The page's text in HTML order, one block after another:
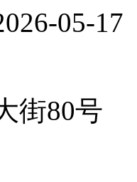
05-17
街80号